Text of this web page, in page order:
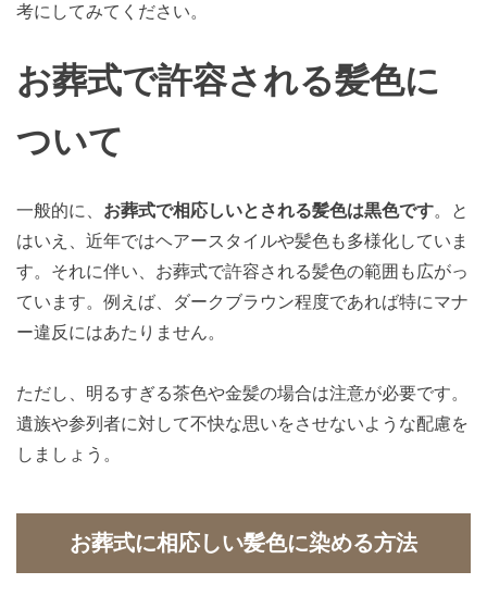
考にしてみてください。
お葬式で許容される髪色に
ついて
一般的に、 お葬式で相応しいとされる髪色は黒色です。と
はいえ、近年ではヘアースタイルや髪色も多様化していま
す。それに伴い、お葬式で許容される髪色の範囲も広がっ
ています。例えば、ダークブラウン程度であれば特にマナ
ー違反にはあたりません。
ただし、明るすぎる茶色や金髪の場合は注意が必要です。
遺族や参列者に対して不快な思いをさせないような配慮を
しましょう。
お葬式に相応しい髪色に染める方法